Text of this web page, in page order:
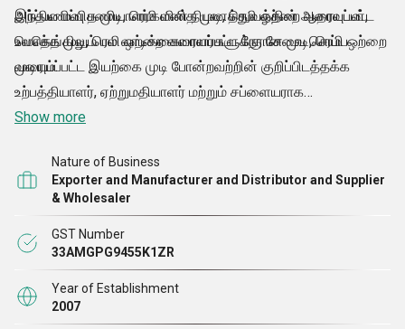
அர்ப்பணிப்பு பணியாளர்களின் நிபுணத்துவத்தின் ஆதரவுடன்,
உலகெங்கிலும் பல வாடிக்கையாளர்களுக்கு சேவை செய்ய
முடியும்.
இந்திய மனித முடி, ரெமி மனித முடி, ரெமி ஒற்றை வரையப்பட்ட
மொத்த முடி, ரெமி ஒற்றை வரையப்பட்ட நேரான முடி, ரெமி ஒற்றை
வரையப்பட்ட இயற்கை முடி போன்றவற்றின் குறிப்பிடத்தக்க
உற்பத்தியாளர், ஏற்றுமதியாளர் மற்றும் சப்ளையராக
நிறுவப்பட்டுள்ளோம். இரண்டு தசாப்தங்களுக்கும் மேலாக விக்
ஒப்படைப்பதில் நம்பிக்கையின் அடையாளமாக நாங்கள்
கருதப்படுகிறோம். ஒவ்வொரு நிறுவனத்தின் வெற்றியின்
பின்னால் நிறுவனத்தை வெற்றியின் திசையில் வழிநடத்தும் ஒரு
தலைவர் இருக்கிறார், நமது தமிழ்நாடு, இந்தியா தோன்றிய
நிறுவனத்தில், எங்கள் வழிகாட்டி திரு. என். உலகளாவிய
சந்தைகளில் ஒரு முக்கிய இடத்தை செதுக்குவதன் மூலம்
வெற்றியின் உயரத்தைத் தொட முடிந்தது.
Show more
Nature of Business
Exporter and Manufacturer and Distributor and Supplier
& Wholesaler
GST Number
33AMGPG9455K1ZR
Year of Establishment
2007